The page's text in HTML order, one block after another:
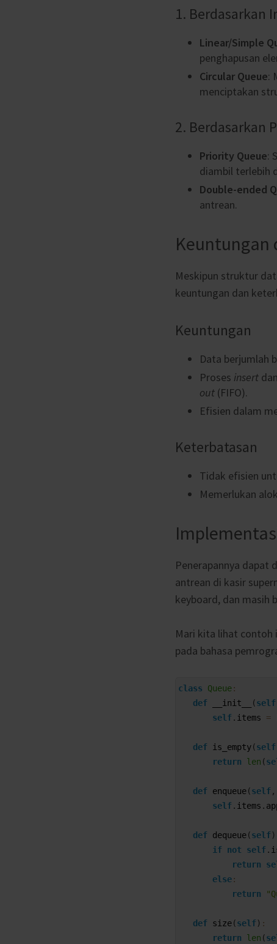
1. Berdasarkan
Linear/Simple
penghapusan
Circular Queue:
menciptakan
2. Berdasarkan
Priority Queue:
diambil terlebih
Double-ended
antrean.
Keuntungan
Meskipun struktur
keuntungan dan
Keuntungan
Data berjumlah
Proses insert dan
out (FIFO).
Efisien dalam
Keterbatasan
Tidak efisien
Memerlukan
Penerapannya dapat
antrean di kasir
keyboard, dan masih
Mari kita lihat contoh
pada bahasa
class Queue:
def
__init__ (self
self . items =
def is_empty(self
return
len (
def enqueue(self ,
self . items .
def dequeue(self )
if
not self .
return
else:
return
def size(self ) :
return
len (